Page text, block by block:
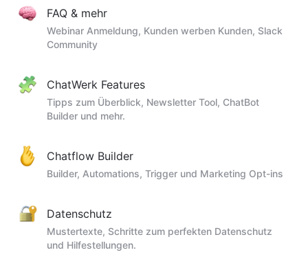
FAQ & mehr
Webinar Anmeldung, Kunden werben Kunden, Slack
Community
ChatWerk Features
Tipps zum Überblick, Newsletter Tool, ChatBot
Builder und mehr.
Chatflow Builder
Builder, Automations, Trigger und Marketing Opt-ins
Datenschutz
Mustertexte, Schritte zum perfekten Datenschutz
und Hilfestellungen.